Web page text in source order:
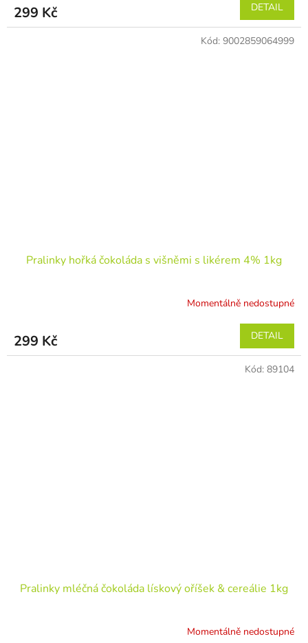
299 Kč DETAIL
Pralinky hořká čokoláda s višněmi s likérem 4% 1kg
Momentálně nedostupné
299 Kč DETAIL
Kód: 9002859064999
Pralinky mléčná čokoláda lískový oříšek & cereálie 1kg
Momentálně nedostupné
Kód: 89104